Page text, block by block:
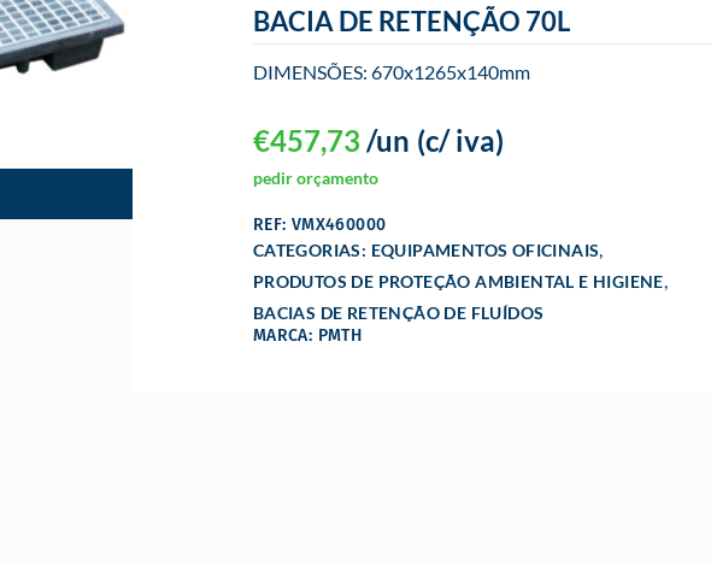
BACIA DE RETENÇÃO 70L
DIMENSÕES: 670x1265x140mm
€457,73 (c/ iva)
/un
pedir orçamento
REF: VMX460000
CATEGORIAS: EQUIPAMENTOS OFICINAIS,
PRODUTOS DE PROTEÇÃO AMBIENTAL E HIGIENE,
BACIAS DE RETENÇÃO DE FLUÍDOS
MARCA: PMTH